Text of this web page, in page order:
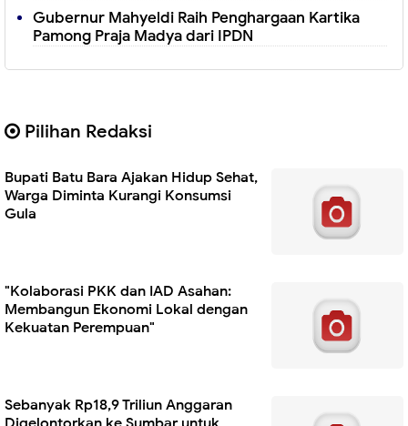
Gubernur Mahyeldi Raih Penghargaan Kartika
Pamong Praja Madya dari IPDN
Pilihan Redaksi
Bupati Batu Bara Ajakan Hidup Sehat,
Warga Diminta Kurangi Konsumsi
Gula
"Kolaborasi PKK dan IAD Asahan:
Membangun Ekonomi Lokal dengan
Kekuatan Perempuan"
Sebanyak Rp18,9 Triliun Anggaran